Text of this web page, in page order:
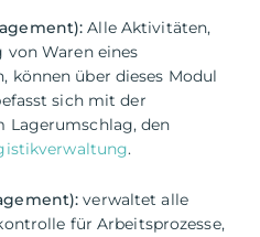
Alle Aktivitäten,
von Waren eines
können über dieses Modul
sich mit der
Lagerumschlag, den
.
verwaltet alle
für Arbeitsprozesse,